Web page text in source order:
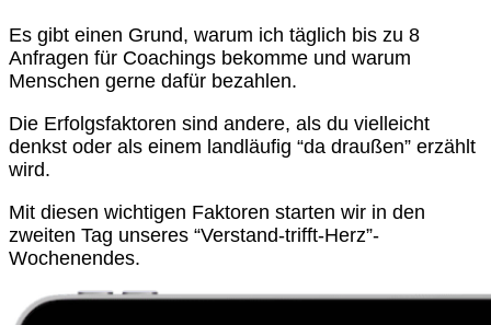
Es gibt einen Grund, warum ich täglich bis zu 8
Anfragen für Coachings bekomme und warum
Menschen gerne dafür bezahlen.
Die Erfolgsfaktoren sind andere, als du vielleicht
denkst oder als einem landläufig “da draußen” erzählt
wird.
Mit diesen wichtigen Faktoren starten wir in den
zweiten Tag unseres “Verstand-trifft-Herz”-
Wochenendes.